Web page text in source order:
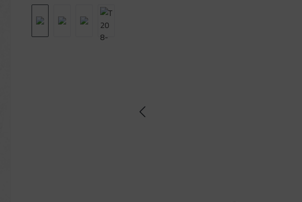
Bildergalerie überspringen